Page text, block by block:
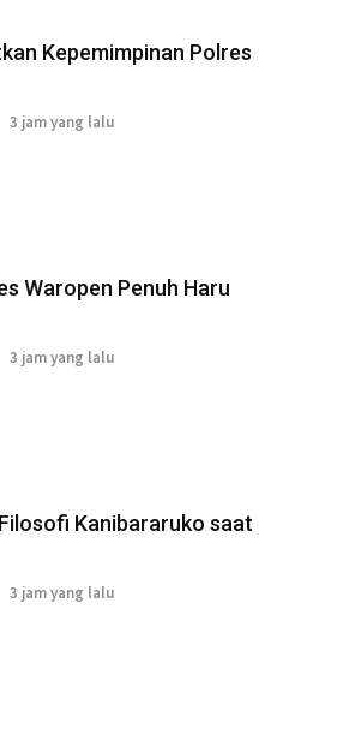
Kepemimpinan Polres
3 jam yang lalu
Waropen Penuh Haru
3 jam yang lalu
Kanibararuko saat
3 jam yang lalu